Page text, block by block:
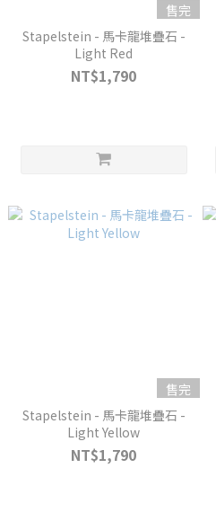
售完
Stapelstein - 馬卡龍堆疊石 -
Light Red
NT$1,790
售完
Stapelstein - 馬卡龍堆疊石 -
Light Yellow
NT$1,790